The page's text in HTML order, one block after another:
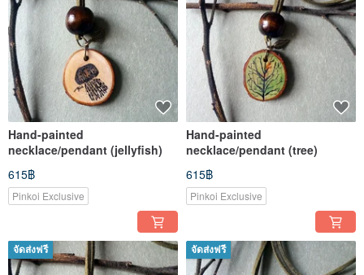
Hand-painted
necklace/pendant (jellyfish)
615฿
Pinkoi Exclusive
Hand-painted
necklace/pendant (tree)
615฿
Pinkoi Exclusive
จัดส่งฟรี จัดส่งฟรี